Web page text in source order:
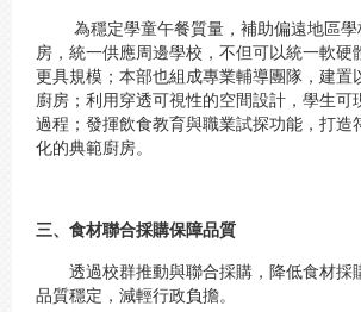
為穩定學童午餐質量，補助偏遠地區學
房，統一供應周邊學校，不但可以統一軟硬
更具規模；本部也組成專業輔導團隊，建置
廚房；利用穿透可視性的空間設計，學生可
過程；發揮飲食教育與職業試探功能，打造
化的典範廚房。
三、食材聯合採購保障品質
透過校群推動與聯合採購，降低食材採
品質穩定，減輕行政負擔。